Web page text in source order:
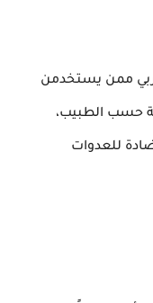
ممن يستخدمن
حسب الطبيب،
للعدوات